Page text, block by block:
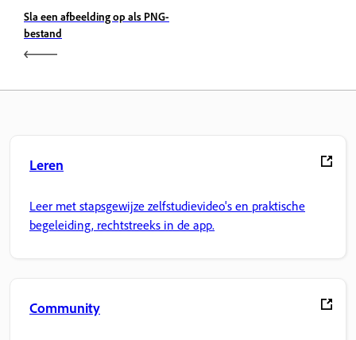
Sla een afbeelding op als PNG-
bestand
Leren
Leer met stapsgewijze zelfstudievideo's en praktische
begeleiding, rechtstreeks in de app.
Community